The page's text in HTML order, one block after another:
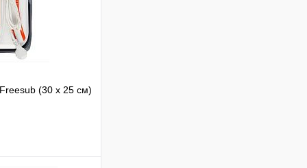
(30 х 25 см)